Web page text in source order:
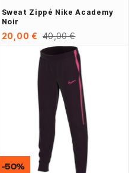
Sweat Zippé Nike Academy
Noir
20,00 € 40,00 €
-50%